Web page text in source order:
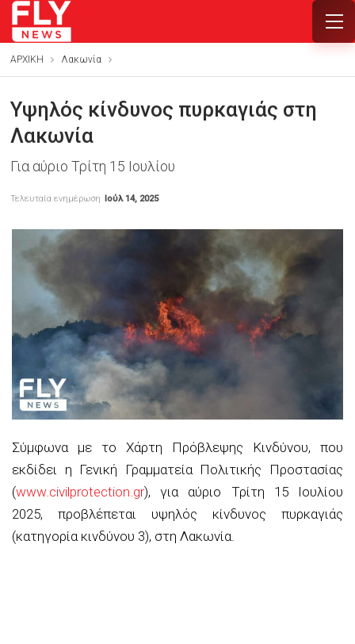
ΑΡΧΙΚΗ Λακωνία
Υψηλός κίνδυνος πυρκαγιάς στη
Λακωνία
Για αύριο Τρίτη 15 Ιουλίου
Τελευταία ενημέρωση Ιούλ 14, 2025
Σύμφωνα με το Χάρτη Πρόβλεψης Κινδύνου, που
εκδίδει η Γενική Γραμματεία Πολιτικής Προστασίας
(www.civilprotection.gr), για αύριο Τρίτη 15 Ιουλίου
2025, προβλέπεται υψηλός κίνδυνος πυρκαγιάς
(κατηγορία κινδύνου 3), στη Λακωνία.